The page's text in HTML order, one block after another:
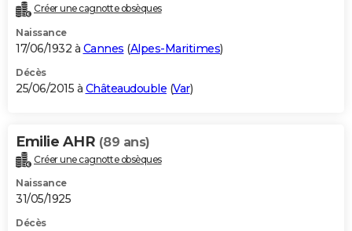
Créer une cagnotte obsèques
Naissance
17/06/1932 à Cannes (Alpes-Maritimes)
Décès
25/06/2015 à Châteaudouble (Var)
Emilie AHR (89 ans)
Créer une cagnotte obsèques
Naissance
31/05/1925
Décès